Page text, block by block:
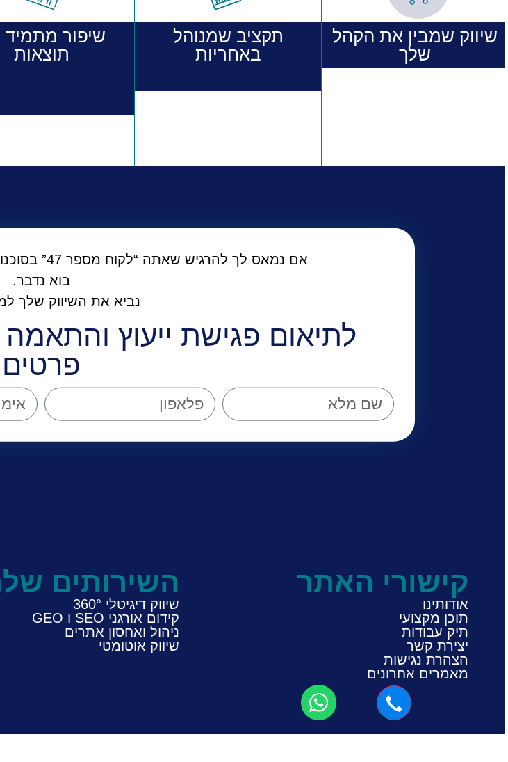
שיווק שמבין את הקהל
שלך
תקציב שמנוהל
באחריות
שיפור מתמיד
תוצאות
אם נמאס לך להרגיש שאתה “לקוח מספר 47” בסוכנות גדולה, או שאתה לבד מול הדיגיטל –
בוא נדבר.
נביא את השיווק שלך
לתיאום פגישת ייעוץ
פרטים
קישורי האתר
אודותינו
תוכן מקצועי
תיק עבודות
יצירת קשר
הצהרת נגישות
מאמרים אחרונים
השירותים
שיווק דיגיטלי 360°
קידום אורגני SEO ו GEO
ניהול ואחסון אתרים
שיווק אוטומטי